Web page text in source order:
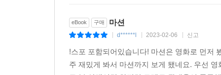
eBook 구매 마션
d******l 2023-02-06 신고
!스포 포함되어있습니다! 마션은 영화로 먼저
주 재밌게 봐서 마션까지 보게 됐네요. 우선